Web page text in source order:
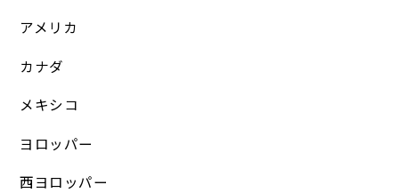
アメリカ
カナダ
メキシコ
ヨロッパー
西ヨロッパー